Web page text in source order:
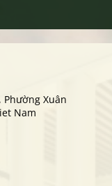
Phường Xuân
Nam